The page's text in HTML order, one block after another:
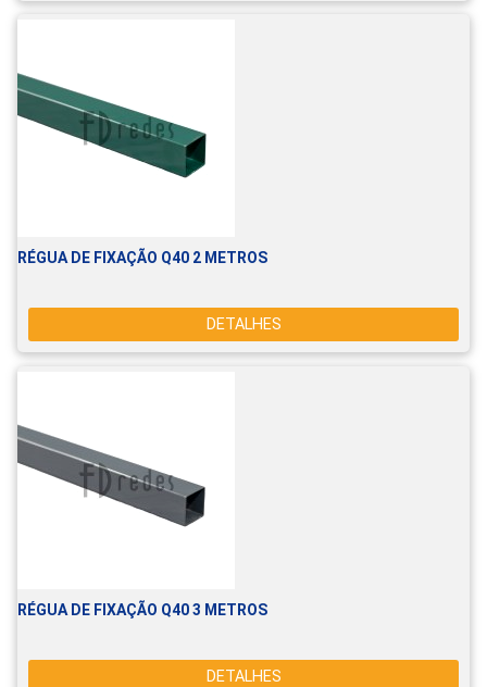
RÉGUA DE FIXAÇÃO Q40 2 METROS
DETALHES
RÉGUA DE FIXAÇÃO Q40 3 METROS
DETALHES